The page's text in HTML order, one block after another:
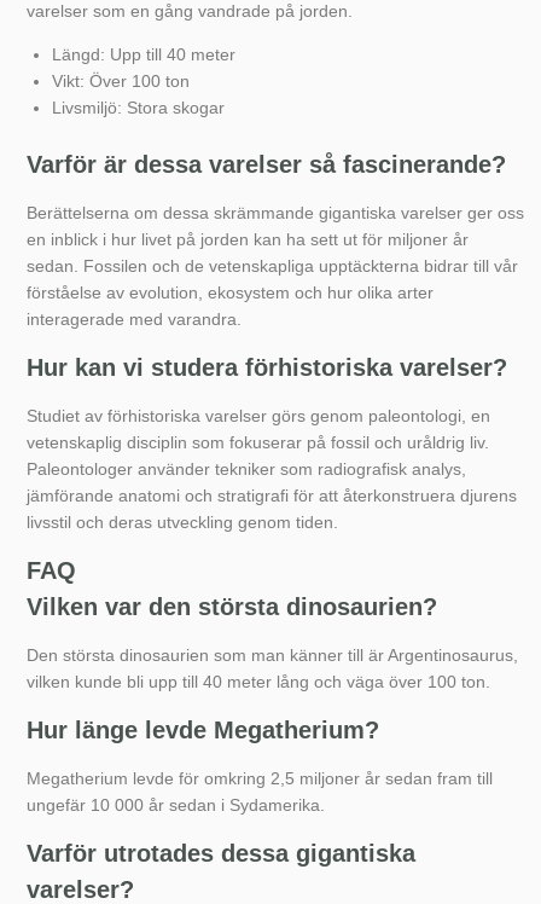
varelser som en gång vandrade på jorden.
Längd: Upp till 40 meter
Vikt: Över 100 ton
Livsmiljö: Stora skogar
Varför är dessa varelser så fascinerande?
Berättelserna om dessa skrämmande gigantiska varelser ger oss
en inblick i hur livet på jorden kan ha sett ut för miljoner år
sedan. Fossilen och de vetenskapliga upptäckterna bidrar till vår
förståelse av evolution, ekosystem och hur olika arter
interagerade med varandra.
Hur kan vi studera förhistoriska varelser?
Studiet av förhistoriska varelser görs genom paleontologi, en
vetenskaplig disciplin som fokuserar på fossil och uråldrig liv.
Paleontologer använder tekniker som radiografisk analys,
jämförande anatomi och stratigrafi för att återkonstruera djurens
livsstil och deras utveckling genom tiden.
FAQ
Vilken var den största dinosaurien?
Den största dinosaurien som man känner till är Argentinosaurus,
vilken kunde bli upp till 40 meter lång och väga över 100 ton.
Hur länge levde Megatherium?
Megatherium levde för omkring 2,5 miljoner år sedan fram till
ungefär 10 000 år sedan i Sydamerika.
Varför utrotades dessa gigantiska
varelser?